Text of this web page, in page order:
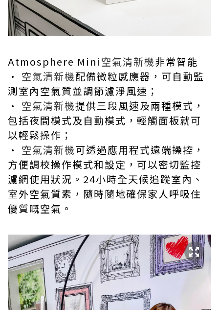
Atmosphere Mini空氣清新機非常智能
· 空氣清新機配備微粒感應器，可自動監
測室內空氣質並調節濾淨風速；
· 空氣清新機提供三段風速及兩種模式，
包括夜間模式及自動模式，輕觸面板就可
以輕鬆操作；
· 空氣清新機可透過應用程式遠端操控，
方便調校操作模式和設定，可以密切監控
濾網使用狀況。24小時全天候追蹤室內、
室外空氣質素，隨時隨地確保家人呼吸住
優質嘅空氣。